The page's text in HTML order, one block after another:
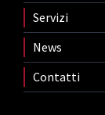
Servizi
News
Contatti